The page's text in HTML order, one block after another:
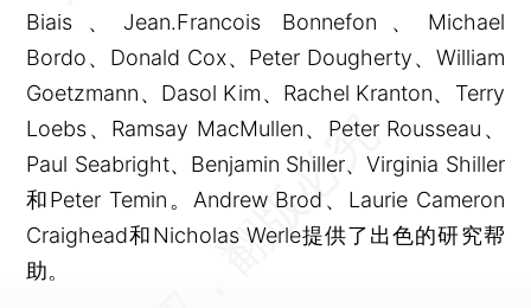
Biais、Jean.Francois Bonnefon、Michael
Bordo、Donald Cox、Peter Dougherty、William
Goetzmann、Dasol Kim、Rachel Kranton、Terry
Loebs、Ramsay MacMullen、Peter Rousseau、
Paul Seabright、Benjamin Shiller、Virginia Shiller
和Peter Temin。Andrew Brod、Laurie Cameron
Craighead和Nicholas Werle提供了出色的研究帮
助。